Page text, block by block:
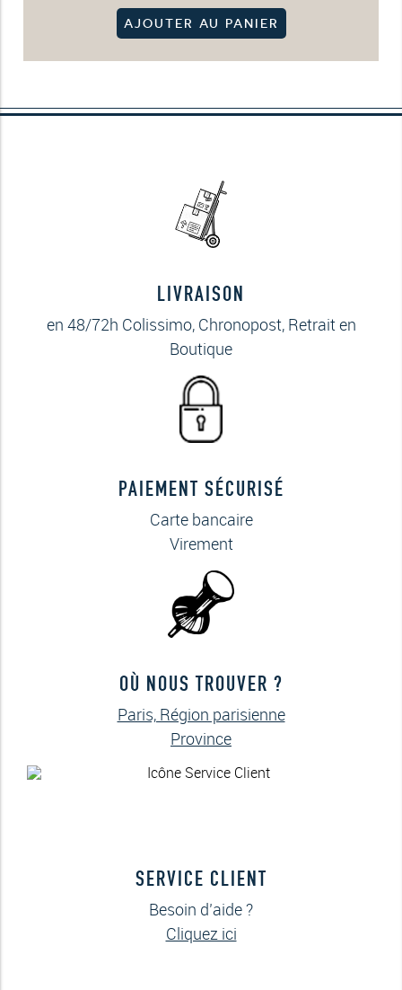
AJOUTER AU PANIER
LIVRAISON
en 48/72h Colissimo, Chronopost, Retrait en
Boutique
PAIEMENT SÉCURISÉ
Carte bancaire
Virement
OÙ NOUS TROUVER ?
Paris, Région parisienne
Province
SERVICE CLIENT
Besoin d’aide ?
Cliquez ici